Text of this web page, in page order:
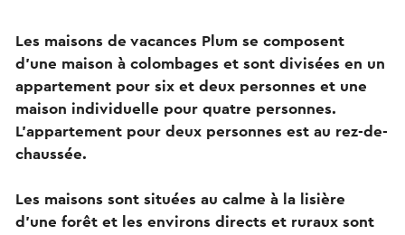
Les maisons de vacances Plum se composent
d'une maison à colombages et sont divisées en un
appartement pour six et deux personnes et une
maison individuelle pour quatre personnes.
L'appartement pour deux personnes est au rez-de-
chaussée.
Les maisons sont situées au calme à la lisière
d'une forêt et les environs directs et ruraux sont